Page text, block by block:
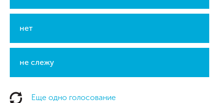
нет
не слежу
Еще одно голосование